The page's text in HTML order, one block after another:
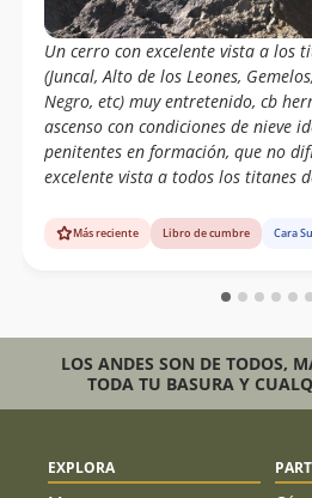
Un cerro con excelente vista a los
(Juncal, Alto de los Leones,
Negro, etc) muy entretenido, cb
ascenso con condiciones de nieve
penitentes en formación, que no
excelente vista a todos los titanes
Más reciente Libro de cumbre Cara
LOS ANDES SON DE TODOS,
TODA TU BASURA Y
EXPLORA